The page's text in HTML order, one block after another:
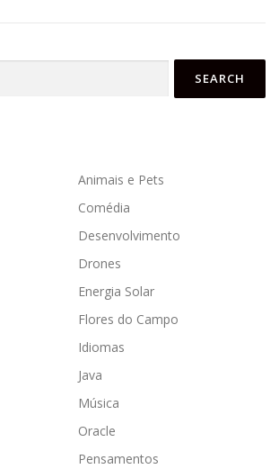
Animais e Pets
Comédia
Desenvolvimento
Drones
Energia Solar
Flores do Campo
Idiomas
Java
Música
Oracle
Pensamentos